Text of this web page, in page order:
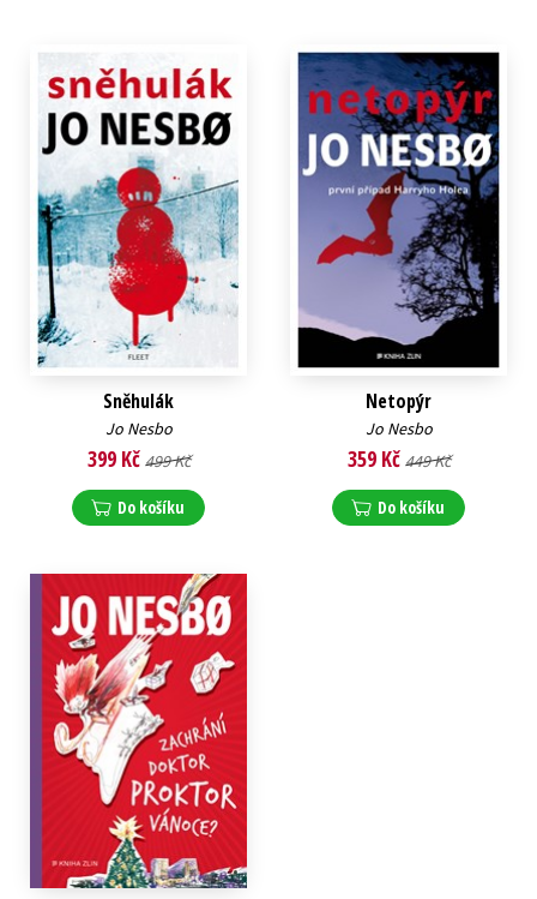
Sněhulák
Jo Nesbo
399 Kč 499 Kč
Do košíku
Netopýr
Jo Nesbo
359 Kč 449 Kč
Do košíku